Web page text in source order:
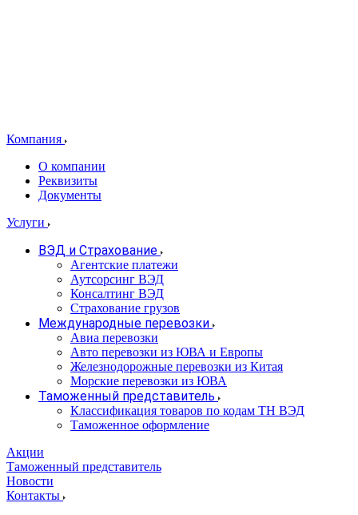
Компания
О компании
Реквизиты
Документы
Услуги
ВЭД и Страхование
Агентские платежи
Аутсорсинг ВЭД
Консалтинг ВЭД
Страхование грузов
Международные перевозки
Авиа перевозки
Авто перевозки из ЮВА и Европы
Железнодорожные перевозки из Китая
Морские перевозки из ЮВА
Таможенный представитель
Классификация товаров по кодам ТН ВЭД
Таможенное оформление
Акции
Таможенный представитель
Новости
Контакты